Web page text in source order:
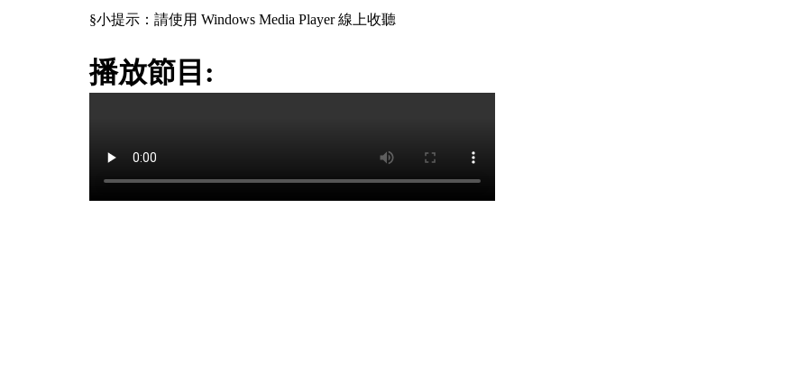
§小提示：請使用 Windows Media Player 線上收聽
播放節目: